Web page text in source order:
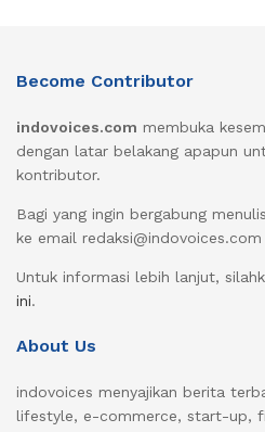
Become Contributor
indovoices.com membuka
dengan latar belakang apapun
kontributor.
Bagi yang ingin bergabung
ke email redaksi@indovoices.com
Untuk informasi lebih lanjut,
ini.
About Us
indovoices menyajikan berita
lifestyle, e-commerce, start-up,